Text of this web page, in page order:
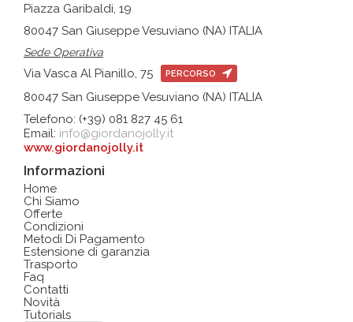
Piazza Garibaldi, 19
80047 San Giuseppe Vesuviano (NA) ITALIA
Sede Operativa
Via Vasca Al Pianillo, 75 PERCORSO
80047 San Giuseppe Vesuviano (NA) ITALIA
Telefono: (+39) 081 827 45 61
Email: info@giordanojolly.it
www.giordanojolly.it
Informazioni
Home
Chi Siamo
Offerte
Condizioni
Metodi Di Pagamento
Estensione di garanzia
Trasporto
Faq
Contatti
Novità
Tutorials